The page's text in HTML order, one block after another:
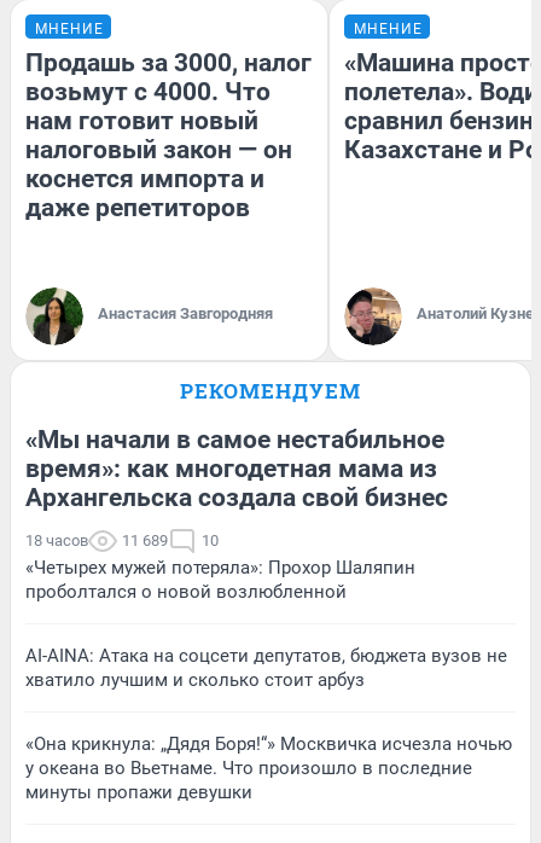
МНЕНИЕ
Продашь за 3000, налог
возьмут с 4000. Что
нам готовит новый
налоговый закон — он
коснется импорта и
даже репетиторов
Анастасия Завгородняя
МНЕНИЕ
«Машина
полетела».
сравнил бензин
Казахстане и
Анатолий
РЕКОМЕНДУЕМ
«Мы начали в самое нестабильное
время»: как многодетная мама из
Архангельска создала свой бизнес
18 часов 11 689 10
«Четырех мужей потеряла»: Прохор Шаляпин
проболтался о новой возлюбленной
AI-AINA: Атака на соцсети депутатов, бюджета вузов не
хватило лучшим и сколько стоит арбуз
«Она крикнула: „Дядя Боря!“» Москвичка исчезла ночью
у океана во Вьетнаме. Что произошло в последние
минуты пропажи девушки